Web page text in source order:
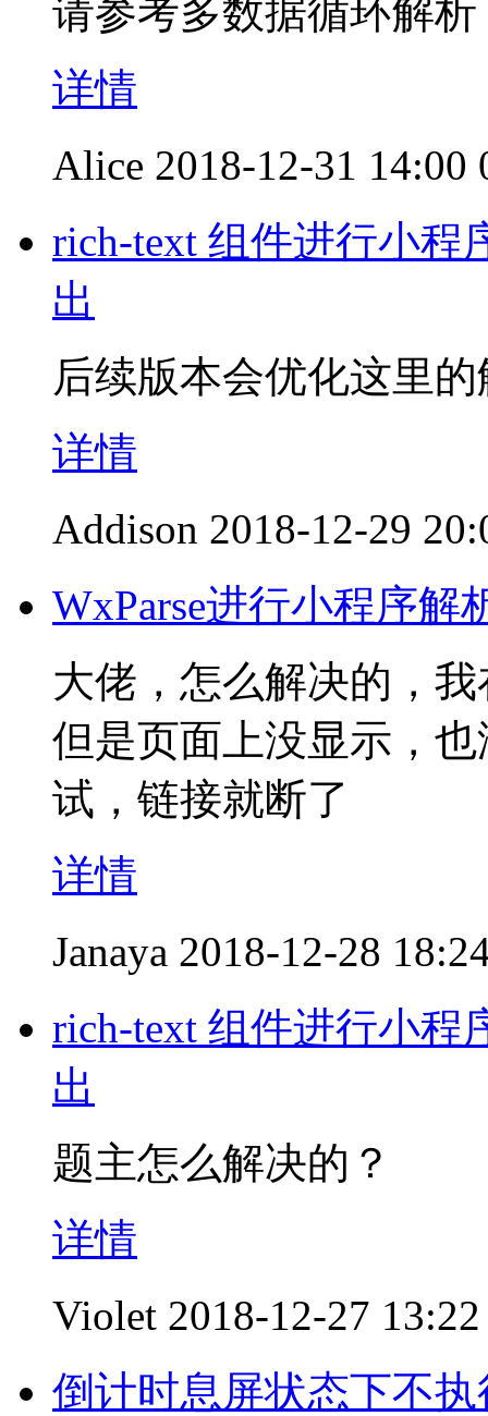
请参考多数据循环解析
详情
Alice 2018-12-31 14:00
rich-text 组件进行小程
出
后续版本会优化这里
详情
Addison 2018-12-29
WxParse进行小程序
大佬，怎么解决的，
但是页面上没显示，
试，链接就断了
详情
Janaya 2018-12-28
rich-text 组件进行小程
出
题主怎么解决的？
详情
Violet 2018-12-27 13:22
倒计时息屏状态下不